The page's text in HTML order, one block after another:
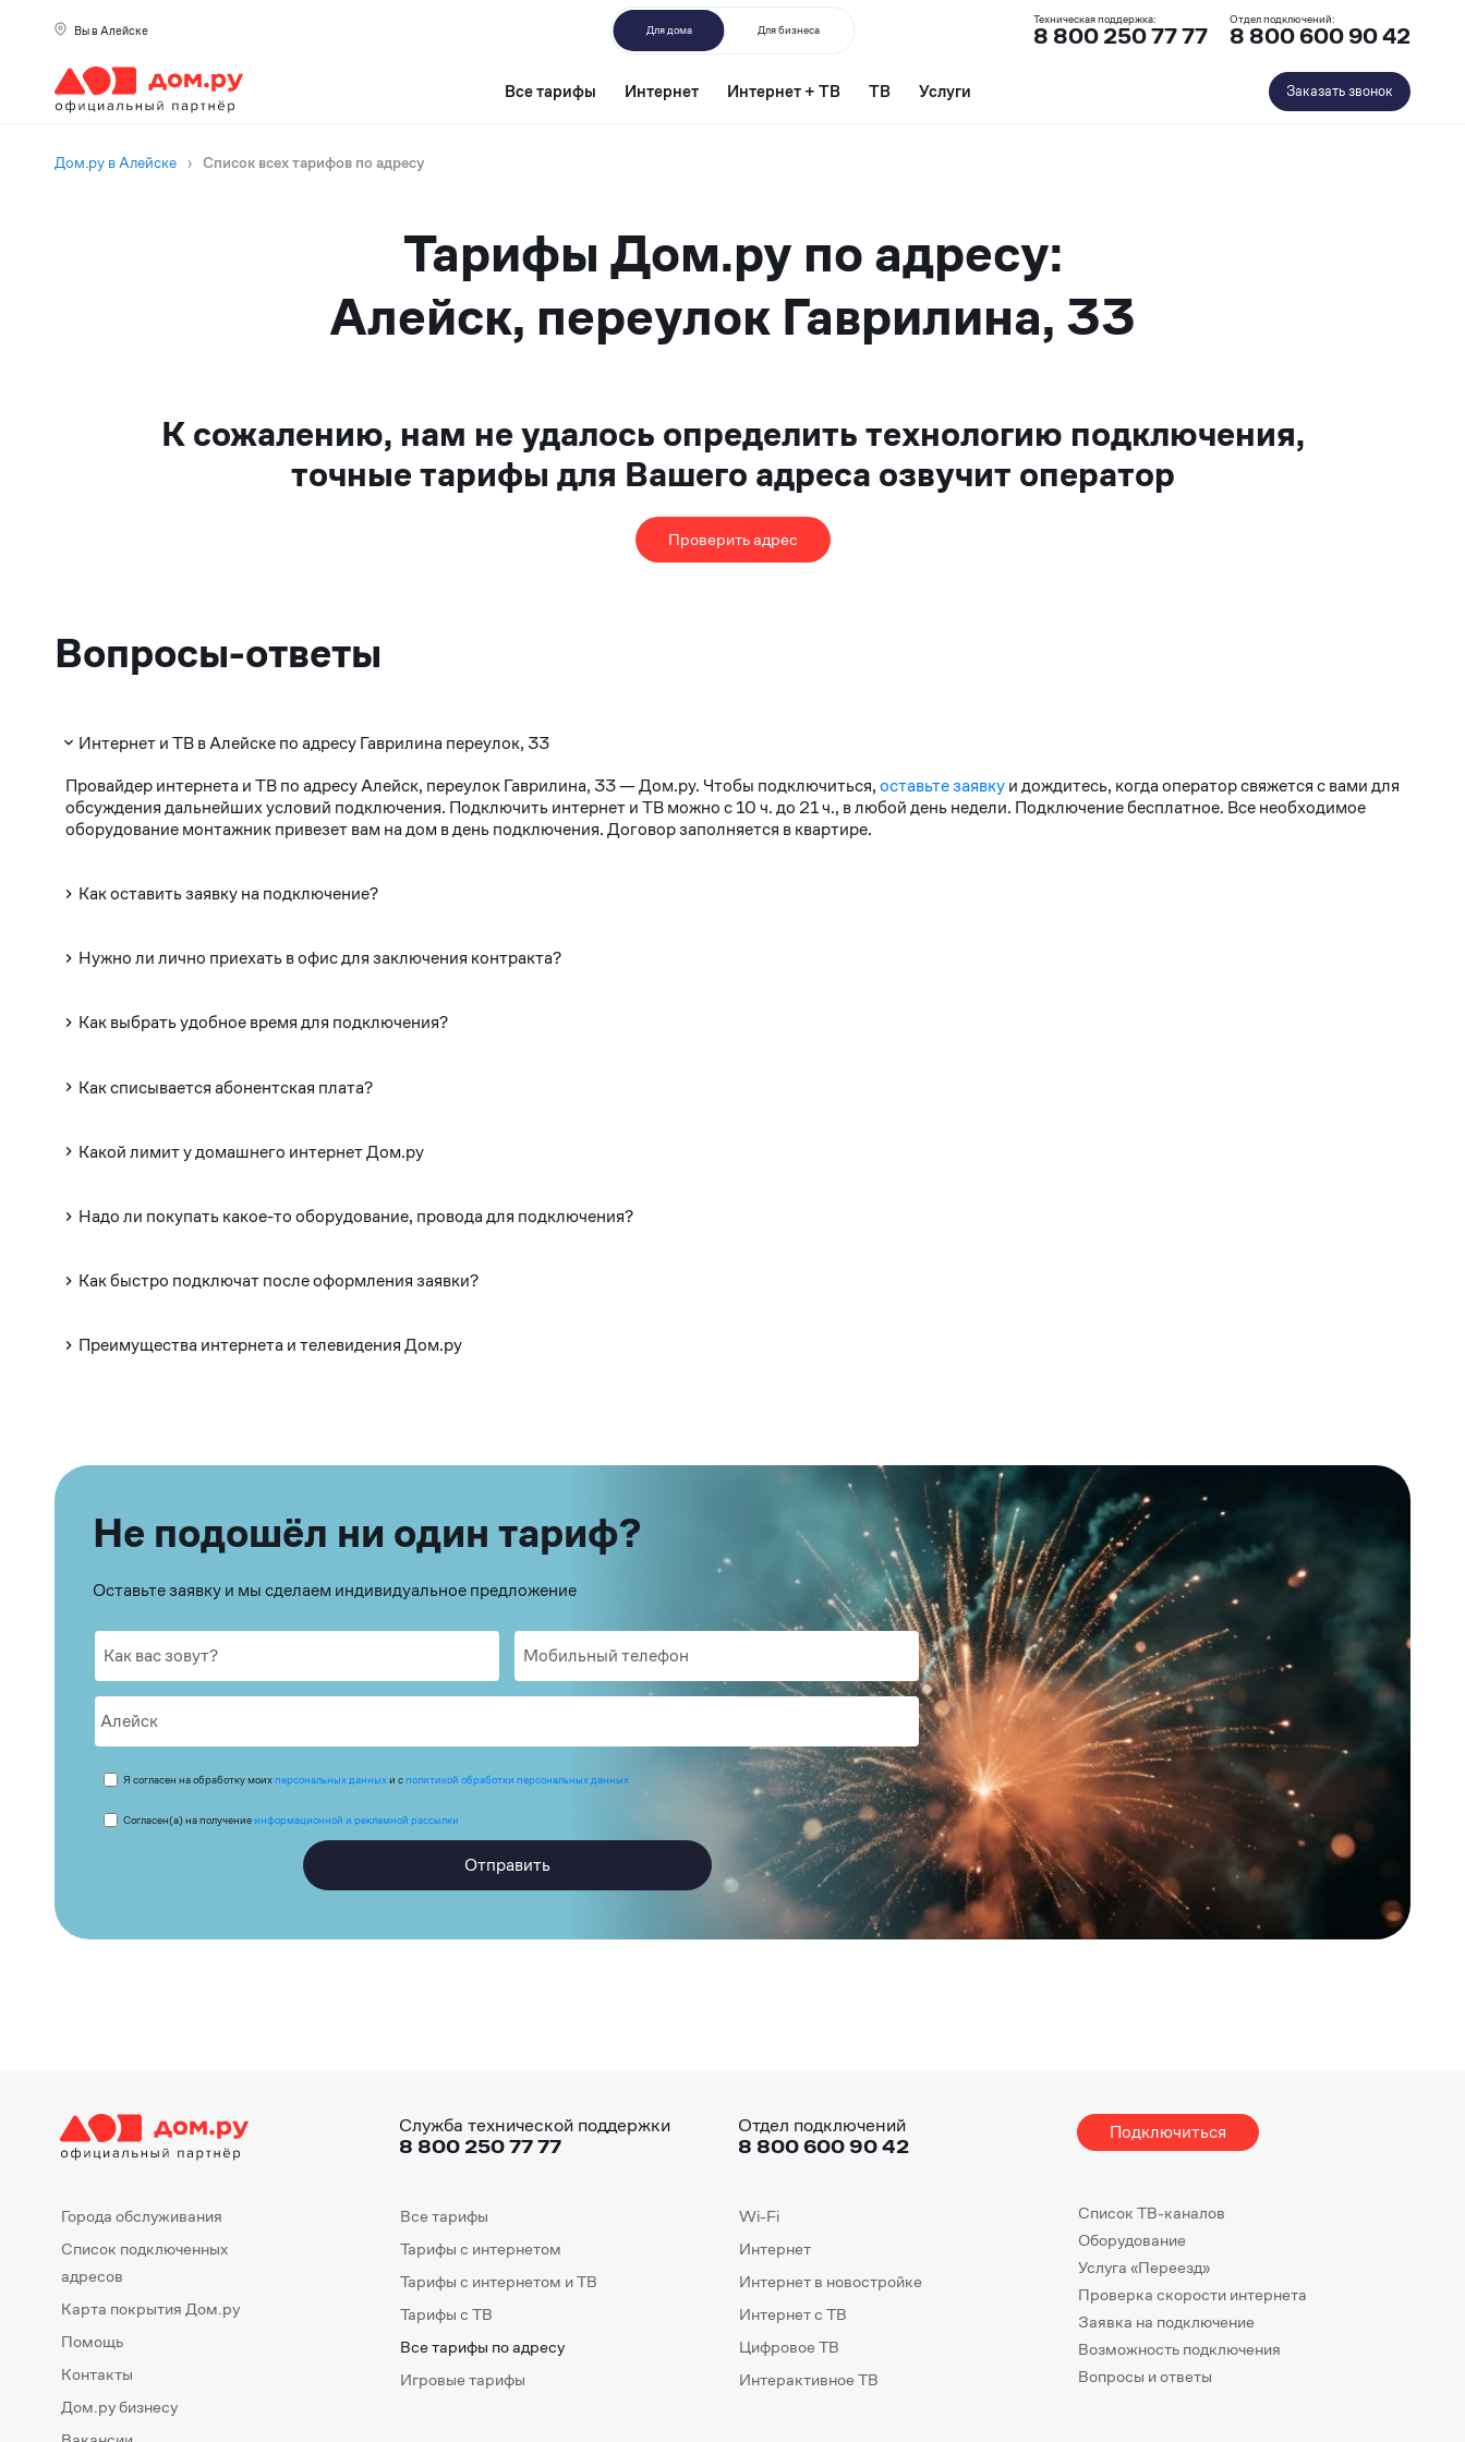
Вы в Алейске Для дома Для бизнеса
Техническая поддержка:
8 800 250 77 77
Отдел подключений:
8 800 600 90 42
Все тарифы Интернет Интернет + ТВ ТВ Услуги Заказать звонок
Дом.ру в Алейске › Список всех тарифов по адресу
Тарифы Дом.ру по адресу:
Алейск, переулок Гаврилина, 33
К сожалению, нам не удалось определить технологию подключения,
точные тарифы для Вашего адреса озвучит оператор
Проверить адрес
Вопросы-ответы
Интернет и ТВ в Алейске по адресу Гаврилина переулок, 33
Провайдер интернета и ТВ по адресу Алейск, переулок Гаврилина, 33 — Дом.ру. Чтобы подключиться,оставьте заявкуи дождитесь, когда оператор свяжется с вами для
обсуждения дальнейших условий подключения. Подключить интернет и ТВ можно с 10 ч. до 21 ч., в любой день недели. Подключение бесплатное. Все необходимое
оборудование монтажник привезет вам на дом в день подключения. Договор заполняется в квартире.
Как оставить заявку на подключение?
Нужно ли лично приехать в офис для заключения контракта?
Как выбрать удобное время для подключения?
Как списывается абонентская плата?
Какой лимит у домашнего интернет Дом.ру
Надо ли покупать какое-то оборудование, провода для подключения?
Как быстро подключат после оформления заявки?
Преимущества интернета и телевидения Дом.ру
Не подошёл ни один тариф?
Оставьте заявку и мы сделаем индивидуальное предложение
Я согласен на обработку моихперсональных данныхи сполитикой обработки персональных данных
Согласен(а) на получениеинформационной и рекламной рассылки
Отправить
Служба технической поддержки
8 800 250 77 77
Отдел подключений
8 800 600 90 42
Подключиться
Города обслуживания
Список подключенных
адресов
Карта покрытия Дом.ру
Помощь
Контакты
Дом.ру бизнесу
Все тарифы
Тарифы с интернетом
Тарифы с интернетом и ТВ
Тарифы с ТВ
Все тарифы по адресу
Игровые тарифы
Wi-Fi
Интернет
Интернет в новостройке
Интернет с ТВ
Цифровое ТВ
Интерактивное ТВ
Список ТВ-каналов
Оборудование
Услуга «Переезд»
Проверка скорости интернета
Заявка на подключение
Возможность подключения
Вопросы и ответы